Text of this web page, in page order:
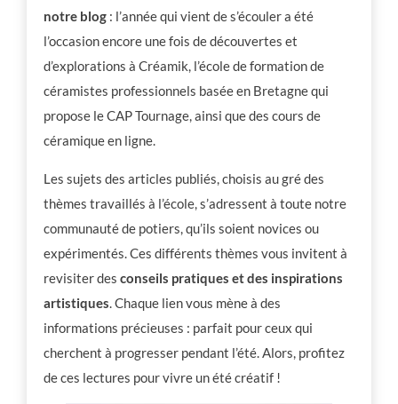
notre blog : l’année qui vient de s’écouler a été
l’occasion encore une fois de découvertes et
d’explorations à Créamik, l’école de formation de
céramistes professionnels basée en Bretagne qui
propose le CAP Tournage, ainsi que des cours de
céramique en ligne.
Les sujets des articles publiés, choisis au gré des
thèmes travaillés à l’école, s’adressent à toute notre
communauté de potiers, qu’ils soient novices ou
expérimentés.Ces différents thèmes vous invitent à
revisiter desconseils pratiques et des inspirations
artistiques. Chaque lien vous mène à des
informations précieuses : parfait pour ceux qui
cherchent à progresser pendant l’été.Alors, profitez
de ces lectures pour vivre un été créatif !